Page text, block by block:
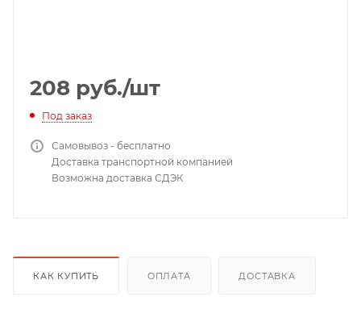
208 руб./шт
Под заказ
Самовывоз - бесплатно
Доставка транспортной компанией
Возможна доставка СДЭК
КАК КУПИТЬ ОПЛАТА ДОСТАВКА